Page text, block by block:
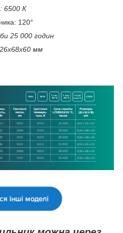
6500 К
120°
25 000 годин
мм